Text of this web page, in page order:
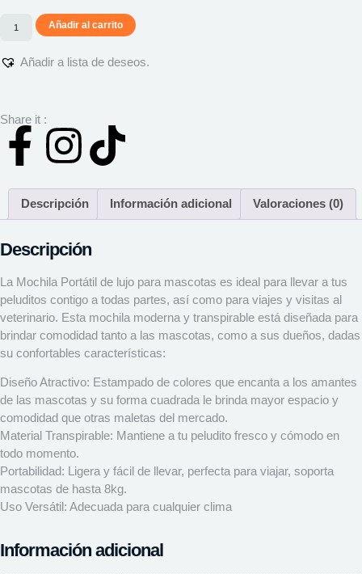
Añadir al carrito
Añadir a lista de deseos.
Share it :
Descripción Información adicional Valoraciones (0)
Descripción
La Mochila Portátil de lujo para mascotas es ideal para llevar a tus
peluditos contigo a todas partes, así como para viajes y visitas al
veterinario. Esta mochila moderna y transpirable está diseñada para
brindar comodidad tanto a las mascotas, como a sus dueños, dadas
su confortables características:
Diseño Atractivo: Estampado de colores que encanta a los amantes
de las mascotas y su forma cuadrada le brinda mayor espacio y
comodidad que otras maletas del mercado.
Material Transpirable: Mantiene a tu peludito fresco y cómodo en
todo momento.
Portabilidad: Ligera y fácil de llevar, perfecta para viajar, soporta
mascotas de hasta 8kg.
Uso Versátil: Adecuada para cualquier clima
Información adicional